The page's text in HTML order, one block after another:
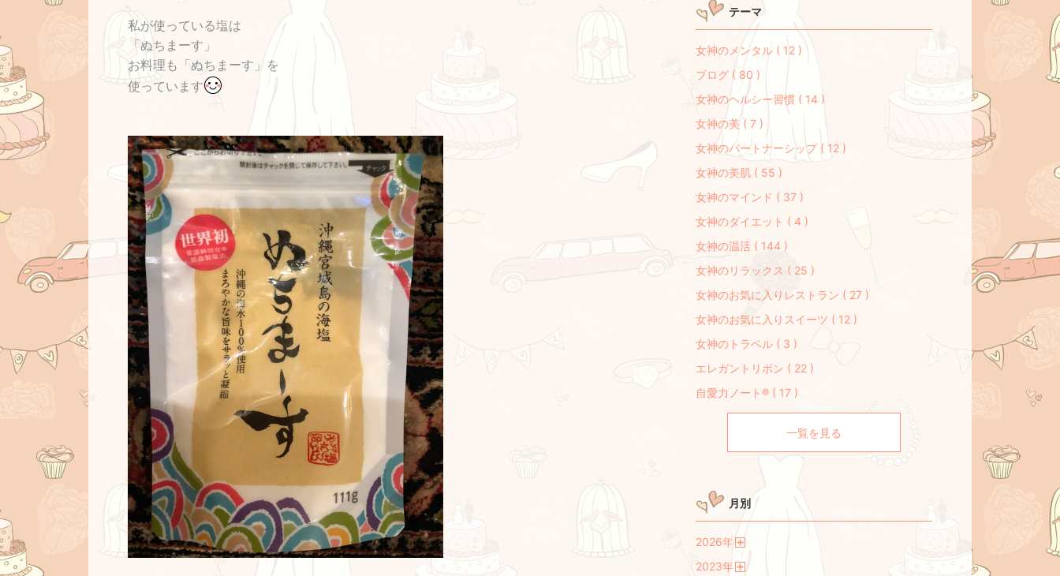
私が使っている塩は
「ぬちまーす」
お料理も 「ぬちまーす」を
使っています
テーマ
女神のメンタル ( 12 )
ブログ ( 80 )
女神のヘルシー習慣 ( 14 )
女神の美 ( 7 )
女神のパートナーシップ ( 12 )
女神の美肌 ( 55 )
女神のマインド ( 37 )
女神のダイエット ( 4 )
女神の温活 ( 144 )
女神のリラックス ( 25 )
女神のお気に入りレストラン ( 27 )
女神のお気に入りスイーツ ( 12 )
女神のトラベル ( 3 )
エレガントリボン ( 22 )
自愛力ノート® ( 17 )
一覧を見る
月別
2026年
く
2023年